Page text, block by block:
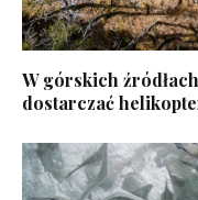
W górskich
dostarczać